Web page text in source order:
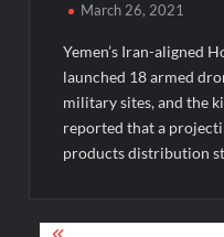
March 26, 2021
Yemen’s Iran-aligned
launched 18 armed
military sites, and the
reported that a
products distribution